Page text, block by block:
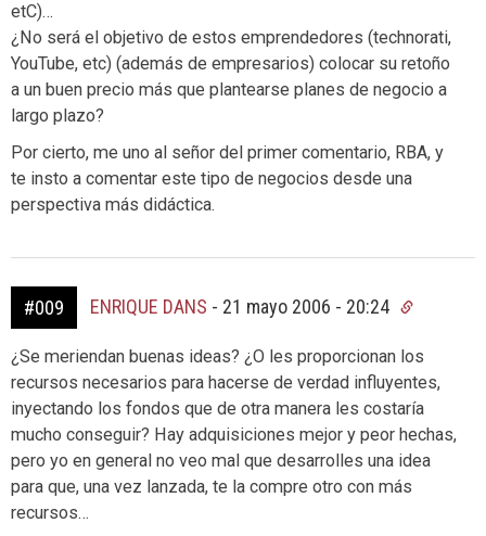
etC)…
¿No será el objetivo de estos emprendedores (technorati,
YouTube, etc) (además de empresarios) colocar su retoño
a un buen precio más que plantearse planes de negocio a
largo plazo?
Por cierto, me uno al señor del primer comentario, RBA, y
te insto a comentar este tipo de negocios desde una
perspectiva más didáctica.
#009 ENRIQUE DANS - 21 mayo 2006 - 20:24
¿Se meriendan buenas ideas? ¿O les proporcionan los
recursos necesarios para hacerse de verdad influyentes,
inyectando los fondos que de otra manera les costaría
mucho conseguir? Hay adquisiciones mejor y peor hechas,
pero yo en general no veo mal que desarrolles una idea
para que, una vez lanzada, te la compre otro con más
recursos…